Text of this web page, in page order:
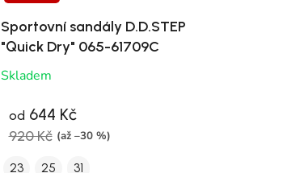
Sportovní sandály D.D.STEP
"Quick Dry" 065-61709C
Skladem
od 644 Kč
920 Kč (až –30 %)
23 25 31